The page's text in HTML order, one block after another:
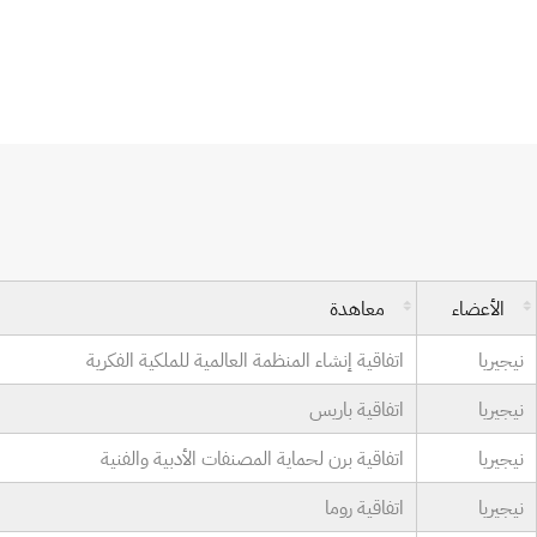
الأعضاء معاهدة
نيجيريا
اتفاقية إنشاء المنظمة العالمية للملكية الفكرية
نيجيريا
اتفاقية باريس
نيجيريا
اتفاقية برن لحماية المصنفات الأدبية والفنية
نيجيريا
اتفاقية روما